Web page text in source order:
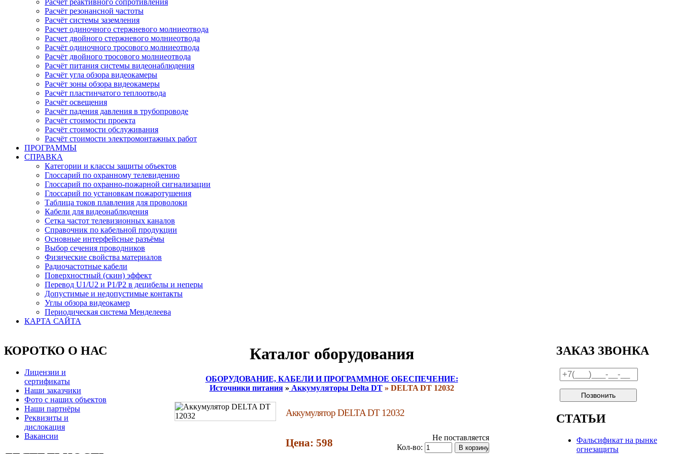
Расчёт реактивного сопротивления
Расчёт резонансной частоты
Расчёт системы заземления
Расчет одиночного стержневого молниеотвода
Расчет двойного стержневого молниеотвода
Расчёт одиночного тросового молниеотвода
Расчёт двойного тросового молниеотвода
Расчёт питания системы видеонаблюдения
Расчёт угла обзора видеокамеры
Расчёт зоны обзора видеокамеры
Расчёт пластинчатого теплоотвода
Расчёт освещения
Расчёт падения давления в трубопроводе
Расчёт стоимости проекта
Расчёт стоимости обслуживания
Расчёт стоимости электромонтажных работ
ПРОГРАММЫ
СПРАВКА
Категории и классы защиты объектов
Глоссарий по охранному телевидению
Глоссарий по охранно-пожарной сигнализации
Глоссарий по установкам пожаротушения
Таблица токов плавления для проволоки
Кабели для видеонаблюдения
Сетка частот телевизионных каналов
Справочник по кабельной продукции
Основные интерфейсные разъёмы
Выбор сечения проводников
Физические свойства материалов
Радиочастотные кабели
Поверхностный (скин) эффект
Перевод U1/U2 и P1/P2 в децибелы и неперы
Допустимые и недопустимые контакты
Углы обзора видеокамер
Периодическая система Менделеева
КАРТА САЙТА
КОРОТКО О НАС
Лицензии и
сертификаты
Наши заказчики
Фото с наших объектов
Наши партнёры
Реквизиты и
дислокация
Вакансии
Каталог оборудования
ОБОРУДОВАНИЕ, КАБЕЛИ И ПРОГРАММНОЕ ОБЕСПЕЧЕНИЕ:
Источники питания» Аккумуляторы Delta DT » DELTA DT 12032
Аккумулятор DELTA DT 12032
Цена: 598
Не поставляется
Кол-во:
ЗАКАЗ ЗВОНКА
СТАТЬИ
Фальсификат на рынке
огнезащиты